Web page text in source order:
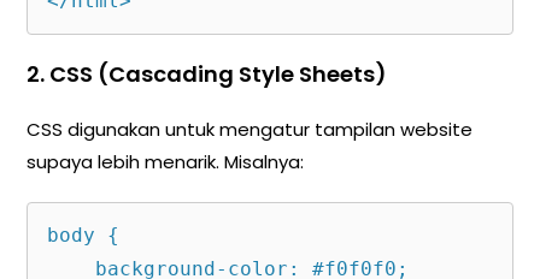
2. CSS (Cascading Style Sheets)
CSS digunakan untuk mengatur tampilan website
supaya lebih menarik. Misalnya:
body {